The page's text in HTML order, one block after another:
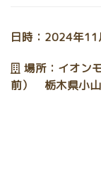
日時：2024年
場所：イオン
前） 栃木県小山